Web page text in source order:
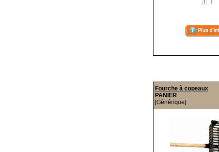
Fourche à copeaux
PANIER
[Générique]